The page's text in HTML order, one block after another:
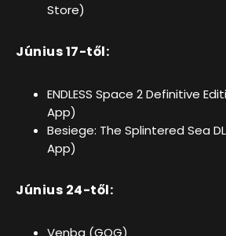
Store)
Június 17-től:
ENDLESS Space 2 Definitive
App)
Besiege: The Splintered Sea
App)
Június 24-től:
Venba (GOG)